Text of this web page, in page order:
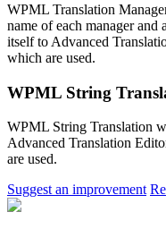
WPML Translation
name of each manager and
itself to Advanced
which are used.
WPML String
WPML String Translation
Advanced Translation
are used.
Suggest an improvement